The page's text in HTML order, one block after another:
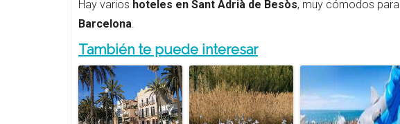
Hay varios hoteles en Sant Adrià de Besòs, muy cómodos
Barcelona.
También te puede interesar